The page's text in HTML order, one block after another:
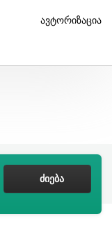
ავტორიზაცია
ᲫᲘᲔᲑᲐ